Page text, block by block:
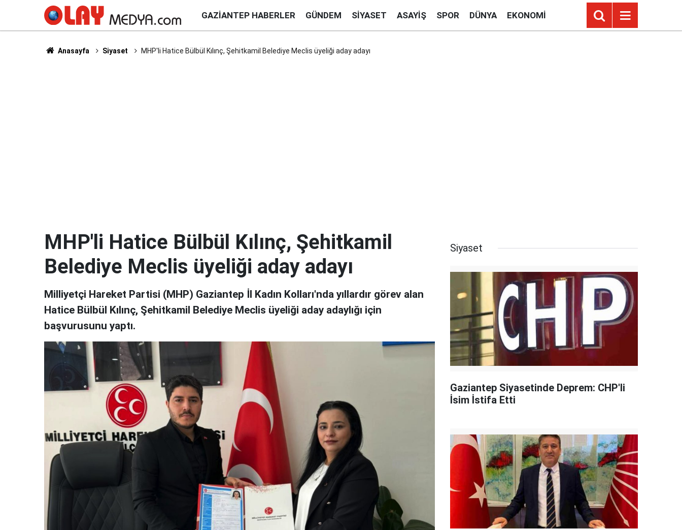
GAZIANTEP HABERLER GÜNDEM SIYASET ASAYIŞ SPOR DÜNYA EKONOMI
Anasayfa Siyaset MHP'li Hatice Bülbül Kılınç, Şehitkamil Belediye Meclis üyeliği aday adayı
MHP'li Hatice Bülbül Kılınç, Şehitkamil
Belediye Meclis üyeliği aday adayı
Milliyetçi Hareket Partisi (MHP) Gaziantep İl Kadın Kolları'nda yıllardır görev alan
Hatice Bülbül Kılınç, Şehitkamil Belediye Meclis üyeliği aday adaylığı için
başvurusunu yaptı.
Siyaset
Gaziantep Siyasetinde Deprem: CHP'li
İsim İstifa Etti